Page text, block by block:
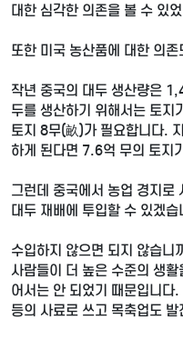
대한 심각한 의존을 볼 수 있
또한 미국 농산품에 대한 의
작년 중국의 대두 생산량은
두를 생산하기 위해서는 토
토지 8무(畝)가 필요합니다.
하게 된다면 7.6억 무의 토지
그런데 중국에서 농업 경지
대두 재배에 투입할 수 있겠
수입하지 않으면 되지 않습니
사람들이 더 높은 수준의 생
어서는 안 되었기 때문입니다
등의 사료로 쓰고 목축업도